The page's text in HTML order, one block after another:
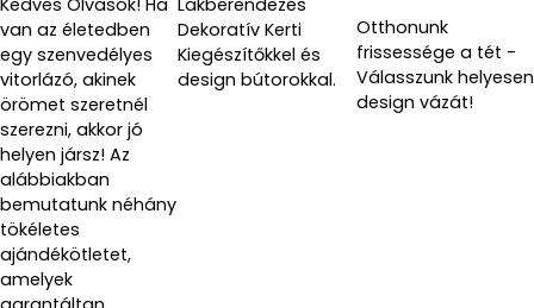
Kedves Olvasók! Ha
van az életedben
egy szenvedélyes
vitorlázó, akinek
örömet szeretnél
szerezni, akkor jó
helyen jársz! Az
alábbiakban
bemutatunk néhány
tökéletes
ajándékötletet,
amelyek
Lakberendezés
Dekoratív Kerti
Kiegészítőkkel és
design bútorokkal.
Otthonunk
frissessége a tét -
Válasszunk helyesen
design vázát!